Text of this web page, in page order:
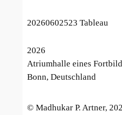
20260602523 Tableau
2026
Atriumhalle eines
Bonn, Deutschland
© Madhukar P. Artner,